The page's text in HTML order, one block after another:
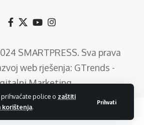
police o zaštiti
korištenja.
Prihvati
SMARTPRESS. Sva prava
web rješenja: GTrends -
Marketing.